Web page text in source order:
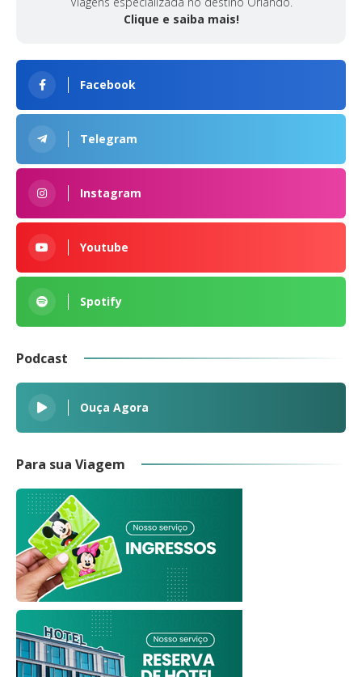
Clique e saiba mais!
Facebook
Telegram
Instagram
Youtube
Spotify
Podcast
Ouça Agora
Para sua Viagem